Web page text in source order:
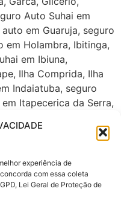
experiência de
com essa coleta
Lei Geral de Proteção de